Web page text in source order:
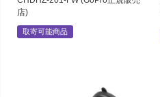
店)
取寄可能商品